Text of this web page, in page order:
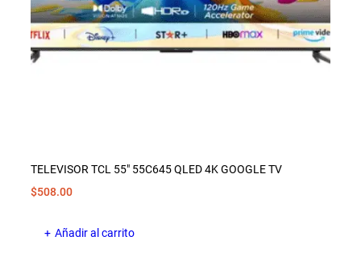
TELEVISOR TCL 55″ 55C645 QLED 4K GOOGLE TV
$508.00
Añadir al carrito